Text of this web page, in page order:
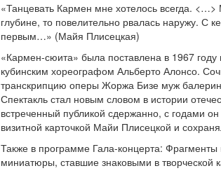
«Танцевать Кармен мне хотелось всегда.
глубине, то повелительно рвалась наружу. С
первым…» (Майя Плисецкая)
«Кармен-сюита» была поставлена в 1967
кубинским хореографом Альберто Алонсо.
транскрипцию оперы Жоржа Бизе муж
Спектакль стал новым словом в истории
встреченный публикой сдержанно, с годами
визитной карточкой Майи Плисецкой и
Также в программе Гала-концерта:
миниатюры, ставшие знаковыми в творческой